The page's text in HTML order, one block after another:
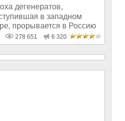
дегенератов,
в западном
прорывается в Россию
278 651 6 320